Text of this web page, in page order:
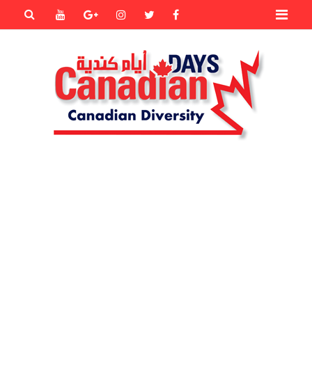
Facebook
Twitter
instagram
Goole+
Youtube